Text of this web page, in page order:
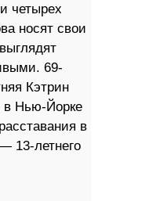
четырех
носят свои
69-
Кэтрин
в Нью-Йорке
в
13-летнего